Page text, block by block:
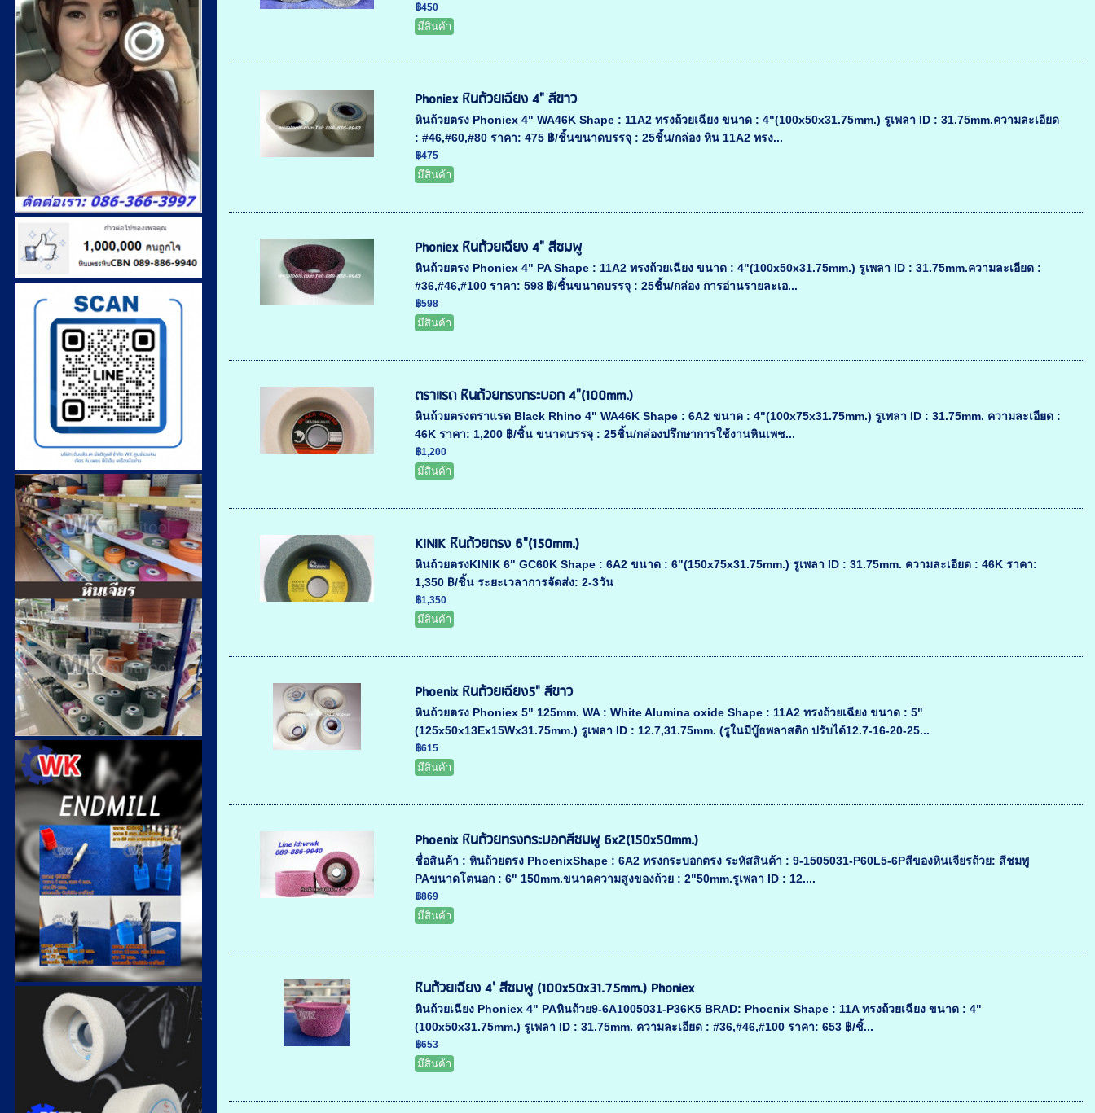
฿450
มีสินค้า
Phoniex หินถ้วยเฉียง 4" สีขาว
หินถ้วยตรง Phoniex 4" WA46K Shape : 11A2 ทรงถ้วยเฉียง ขนาด : 4"(100x50x31.75mm.) รูเพลา ID : 31.75mm.ความละเอียด
: #46,#60,#80 ราคา: 475 ฿/ชิ้นขนาดบรรจุ : 25ชิ้น/กล่อง หิน 11A2 ทรง...
฿475
มีสินค้า
Phoniex หินถ้วยเฉียง 4" สีชมพู
หินถ้วยตรง Phoniex 4" PA Shape : 11A2 ทรงถ้วยเฉียง ขนาด : 4"(100x50x31.75mm.) รูเพลา ID : 31.75mm.ความละเอียด :
#36,#46,#100 ราคา: 598 ฿/ชิ้นขนาดบรรจุ : 25ชิ้น/กล่อง การอ่านรายละเอ...
฿598
มีสินค้า
ตราแรด หินถ้วยทรงกระบอก 4"(100mm.)
หินถ้วยตรงตราแรด Black Rhino 4" WA46K Shape : 6A2 ขนาด : 4"(100x75x31.75mm.) รูเพลา ID : 31.75mm. ความละเอียด :
46K ราคา: 1,200 ฿/ชิ้น ขนาดบรรจุ : 25ชิ้น/กล่องปรึกษาการใช้งานหินเพช...
฿1,200
มีสินค้า
KINIK หินถ้วยตรง 6"(150mm.)
หินถ้วยตรงKINIK 6" GC60K Shape : 6A2 ขนาด : 6"(150x75x31.75mm.) รูเพลา ID : 31.75mm. ความละเอียด : 46K ราคา:
1,350 ฿/ชิ้น ระยะเวลาการจัดส่ง: 2-3วัน
฿1,350
มีสินค้า
Phoenix หินถ้วยเฉียง5" สีขาว
หินถ้วยตรง Phoniex 5" 125mm. WA : White Alumina oxide Shape : 11A2 ทรงถ้วยเฉียง ขนาด : 5"
(125x50x13Ex15Wx31.75mm.) รูเพลา ID : 12.7,31.75mm. (รูในมีบู๊ธพลาสติก ปรับได้12.7-16-20-25...
฿615
มีสินค้า
Phoenix หินถ้วยทรงกระบอกสีชมพู 6x2(150x50mm.)
ชื่อสินค้า : หินถ้วยตรง PhoenixShape : 6A2 ทรงกระบอกตรง ระหัสสินค้า : 9-1505031-P60L5-6Pสีของหินเจียรถ้วย: สีชมพู
PAขนาดโตนอก : 6" 150mm.ขนาดความสูงของถ้วย : 2"50mm.รูเพลา ID : 12....
฿869
มีสินค้า
หินถ้วยเฉียง 4' สีชมพู (100x50x31.75mm.) Phoniex
หินถ้วยเฉียง Phoniex 4" PAหินถ้วย9-6A1005031-P36K5 BRAD: Phoenix Shape : 11A ทรงถ้วยเฉียง ขนาด : 4"
(100x50x31.75mm.) รูเพลา ID : 31.75mm. ความละเอียด : #36,#46,#100 ราคา: 653 ฿/ชิ้...
฿653
มีสินค้า